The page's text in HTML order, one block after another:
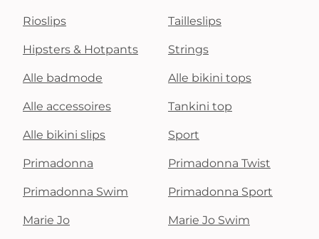
Rioslips Tailleslips
Hipsters & Hotpants Strings
Alle badmode Alle bikini tops
Alle accessoires Tankini top
Alle bikini slips Sport
Primadonna Primadonna Twist
Primadonna Swim Primadonna Sport
Marie Jo Marie Jo Swim